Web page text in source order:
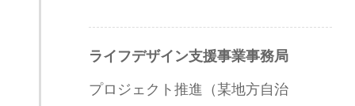
ライフデザイン支援事業事務局
プロジェクト推進（某地方自治